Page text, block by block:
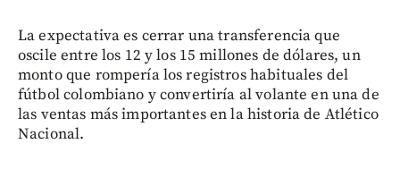
La expectativa es cerrar una transferencia que
oscile entre los 12 y los 15 millones de dólares, un
monto que rompería los registros habituales del
fútbol colombiano y convertiría al volante en una de
las ventas más importantes en la historia de Atlético
Nacional.